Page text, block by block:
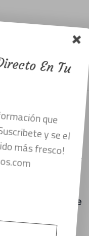
: Significa Raíz.
de
a incrementar
las raíces de
benéficos
En Tu
que
y se el
más fresco!